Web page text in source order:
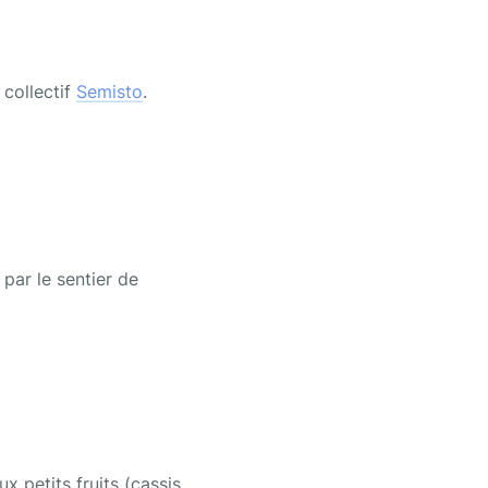
collectif Semisto.
le sentier de
petits fruits (cassis,